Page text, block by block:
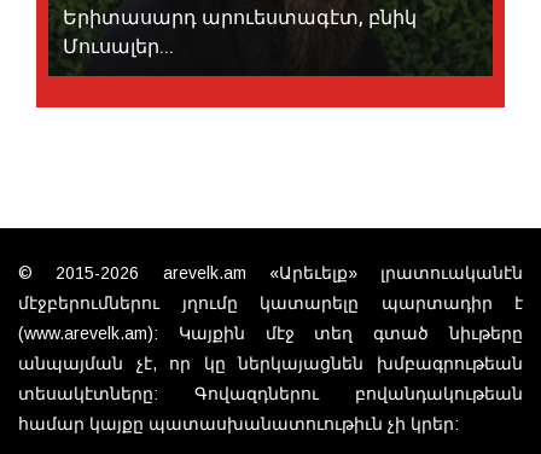
Երիտասարդ արուեստագէտ, բնիկ
Մուսալեր...
© 2015-2026 arevelk.am «Արեւելք» լրատուականէն
մէջբերումներու յղումը կատարելը պարտադիր է
(www.arevelk.am): Կայքին մէջ տեղ գտած նիւթերը
անպայման չէ, որ կը ներկայացնեն խմբագրութեան
տեսակէտները: Գովազդներու բովանդակութեան
համար կայքը պատասխանատուութիւն չի կրեր: